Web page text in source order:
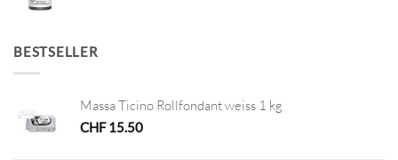
BESTSELLER
Massa Ticino Rollfondant weiss 1 kg
CHF15.50